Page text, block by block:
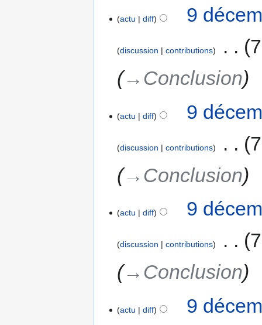
actu diff 9
discussion contributions
→‎Conclusion
actu diff 9
discussion contributions
→‎Conclusion
actu diff 9
discussion contributions
→‎Conclusion
actu diff 9